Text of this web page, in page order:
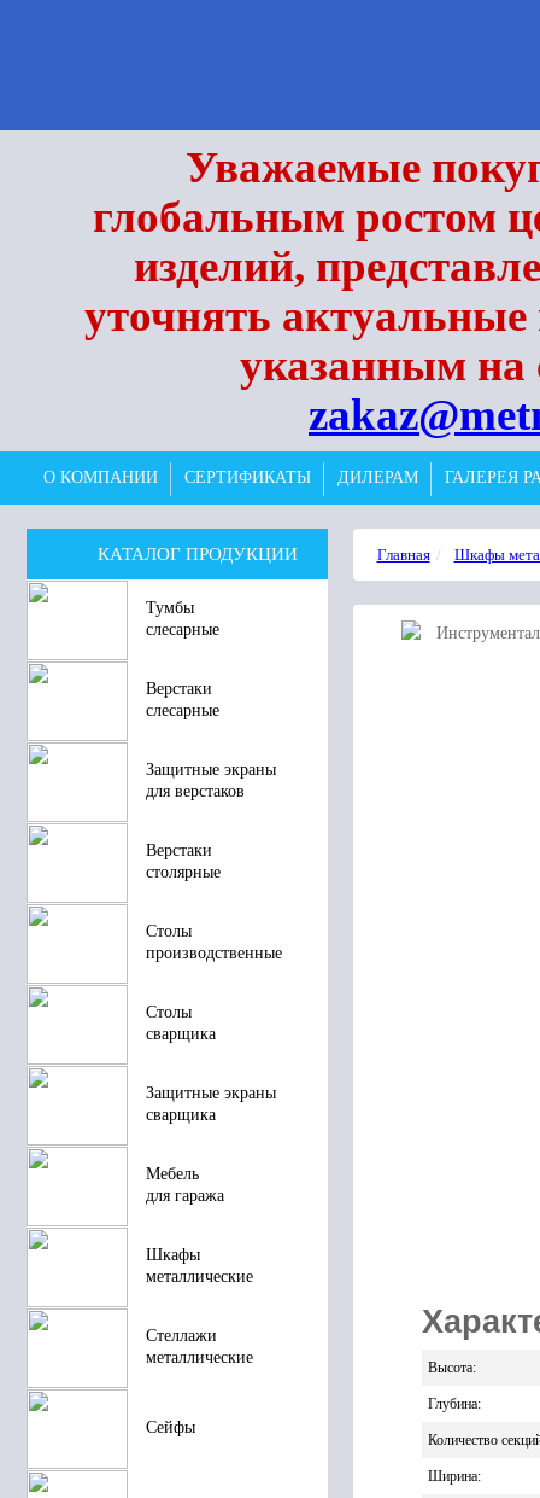
Уважаемые
глобальным ростом
изделий,
уточнять
указанным на
О КОМПАНИИ СЕРТИФИКАТЫ ДИЛЕРАМ ГАЛЕРЕЯ
КАТАЛОГ ПРОДУКЦИИ
Тумбы
слесарные
Верстаки
слесарные
Защитные экраны
для верстаков
Верстаки
столярные
Столы
производственные
Столы
сварщика
Защитные экраны
сварщика
Мебель
для гаража
Шкафы
металлические
Стеллажи
металлические
Сейфы
Главная Шкафы
Высота:
Глубина:
Количество
Ширина: